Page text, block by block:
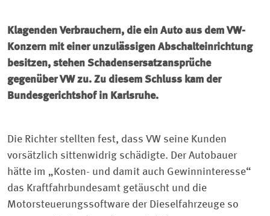
Klagenden Verbrauchern, die ein Auto aus dem VW-
Konzern mit einer unzulässigen Abschalteinrichtung
besitzen, stehen Schadensersatzansprüche
gegenüber VW zu. Zu diesem Schluss kam der
Bundesgerichtshof in Karlsruhe.
Die Richter stellten fest, dass VW seine Kunden
vorsätzlich sittenwidrig schädigte. Der Autobauer
hätte im „Kosten- und damit auch Gewinninteresse“
das Kraftfahrbundesamt getäuscht und die
Motorsteuerungssoftware der Dieselfahrzeuge so